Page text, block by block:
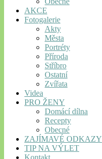
AKCE
Fotogalerie
Akty
Města
Portréty
Příroda
Stříbro
Ostatní
Zvířata
Videa
PRO ŽENY
Domácí dílna
Recepty
Obecné
ZAJÍMAVÉ ODKAZY
TIP NA VÝLET
Kontakt